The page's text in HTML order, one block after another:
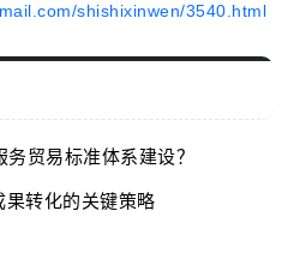
shishixinwen/3540.html
贸易标准体系建设？
转化的关键策略